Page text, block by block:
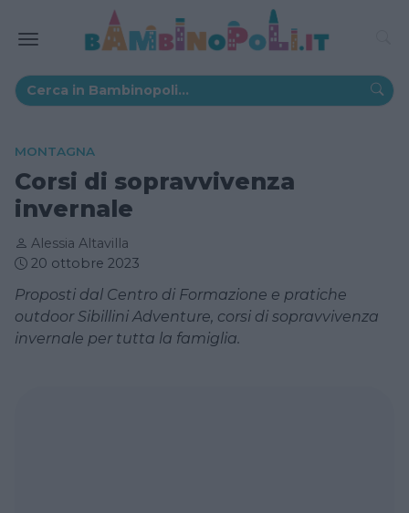
MONTAGNA
Corsi di sopravvivenza
invernale
Alessia Altavilla
20 ottobre 2023
Proposti dal Centro di Formazione e pratiche
outdoor Sibillini Adventure, corsi di sopravvivenza
invernale per tutta la famiglia.